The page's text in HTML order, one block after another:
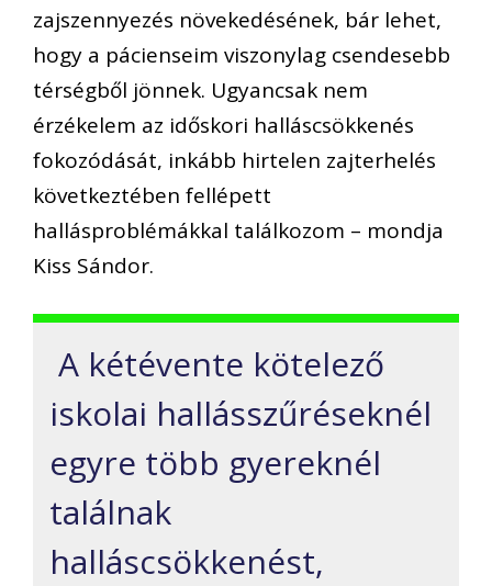
zajszennyezés növekedésének, bár lehet,
hogy a pácienseim viszonylag csendesebb
térségből jönnek. Ugyancsak nem
érzékelem az időskori halláscsökkenés
fokozódását, inkább hirtelen zajterhelés
következtében fellépett
hallásproblémákkal találkozom – mondja
Kiss Sándor.
A kétévente kötelező
iskolai hallásszűréseknél
egyre több gyereknél
találnak
halláscsökkenést,